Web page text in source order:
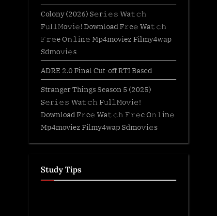
Colony (2026) S𝚎r𝚒𝚎𝚜 Wa𝚝𝚌𝚑
F𝚞l𝚕𝙼o𝚟i𝚎! Download F𝚛e𝚎 Wa𝚝𝚌𝚑
𝙵𝚛𝚎e O𝚗𝚕in𝚎 Mp4moviez Filmy4wap
Sdmo𝚟i𝚎s
ADRE 2.0 Final Cut-off RTI Based
Stranger Things Season 5 (2025)
S𝚎r𝚒𝚎𝚜 Wa𝚝𝚌𝚑 F𝚞l𝚕𝙼o𝚟i𝚎!
Download F𝚛e𝚎 Wa𝚝𝚌𝚑 𝙵𝚛𝚎e O𝚗𝚕in𝚎
Mp4moviez Filmy4wap Sdmo𝚟i𝚎s
Study Tips